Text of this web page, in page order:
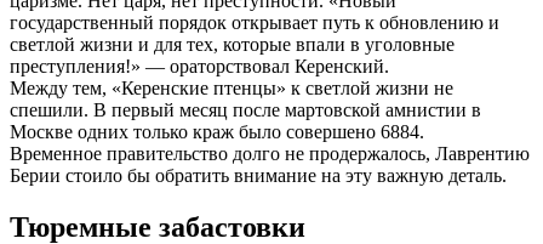
государственный порядок открывает путь к обновлению и
светлой жизни и для тех, которые впали в уголовные
преступления!» — ораторствовал Керенский.
Между тем, «Керенские птенцы» к светлой жизни не
спешили. В первый месяц после мартовской амнистии в
Москве одних только краж было совершено 6884.
Временное правительство долго не продержалось, Лаврентию
Берии стоило бы обратить внимание на эту важную деталь.
Тюремные забастовки